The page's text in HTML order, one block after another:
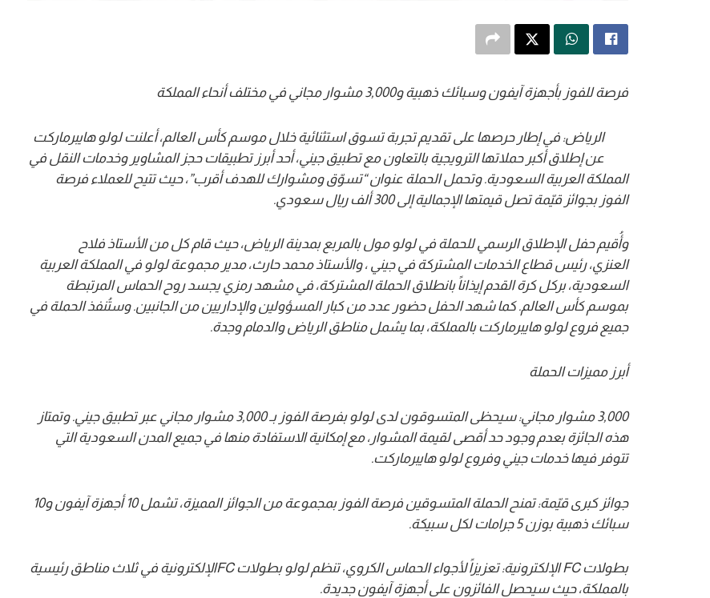
فرصة للفوز بأجهزة آيفون وسبائك ذهبية و3,000 مشوار مجاني في مختلف أنحاء المملكة
الرياض: في إطار حرصها على تقديم تجربة تسوق استثنائية خلال موسم كأس العالم، أعلنت لولو هايبرماركت
عن إطلاق أكبر حملاتها الترويجية بالتعاون مع تطبيق جيني، أحد أبرز تطبيقات حجز المشاوير وخدمات النقل في
المملكة العربية السعودية. وتحمل الحملة عنوان “تسوّق ومشوارك للهدف أقرب”، حيث تتيح للعملاء فرصة
الفوز بجوائز قيّمة تصل قيمتها الإجمالية إلى 300 ألف ريال سعودي
.
وأُقيم حفل الإطلاق الرسمي للحملة في لولو مول بالمربع بمدينة الرياض، حيث قام كل من الأستاذ فلاح
العنزي،رئيس قطاع الخدمات المشتركة في جيني ، والأستاذ محمدحارث، مديرمجموعةلولو في المملكة العربية
السعودية، بركل كرة القدم إيذاناً بانطلاق الحملة المشتركة، في مشهد رمزي يجسد روح الحماس المرتبطة
بموسم كأس العالم. كما شهد الحفل حضور عدد من كبار المسؤولين والإداريين من الجانبين. وستُنفذ الحملة في
جميع فروع لولو هايبرماركت بالمملكة، بما يشمل مناطق الرياض والدمام وجدة.
أبرز مميزات الحملة
3,000 مشوار مجاني:
سيحظى المتسوقون لدى لولو بفرصة الفوز بـ 3,000 مشوار مجاني عبر تطبيق جيني. وتمتاز
هذه الجائزة بعدم وجود حد أقصى لقيمة المشوار، مع إمكانية الاستفادة منها في جميع المدن السعودية التي
تتوفر فيها خدمات جيني وفروع لولو هايبرماركت.
جوائز كبرى قيّمة:
تمنح الحملة المتسوقين فرصة الفوز بمجموعة من الجوائز المميزة، تشمل 10 أجهزة آيفون و10
سبائك ذهبية بوزن 5 جرامات لكل سبيكة
.
بطولات FC الإلكترونية: تعزيزاً لأجواء الحماس الكروي، تنظم لولو بطولات FCالإلكترونية في ثلاث مناطق رئيسية
بالمملكة، حيث سيحصل الفائزون على أجهزة آيفون جديدة.